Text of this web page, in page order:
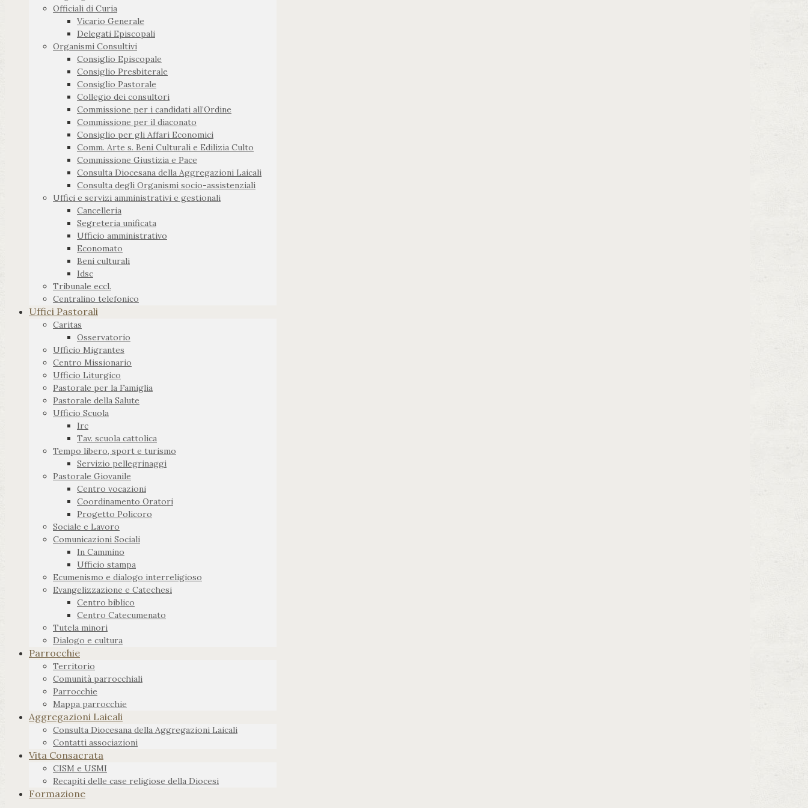
Officiali di Curia
Vicario Generale
Delegati Episcopali
Organismi Consultivi
Consiglio Episcopale
Consiglio Presbiterale
Consiglio Pastorale
Collegio dei consultori
Commissione per i candidati all’Ordine
Commissione per il diaconato
Consiglio per gli Affari Economici
Comm. Arte s. Beni Culturali e Edilizia Culto
Commissione Giustizia e Pace
Consulta Diocesana della Aggregazioni Laicali
Consulta degli Organismi socio-assistenziali
Uffici e servizi amministrativi e gestionali
Cancelleria
Segreteria unificata
Ufficio amministrativo
Economato
Beni culturali
Idsc
Tribunale eccl.
Centralino telefonico
Uffici Pastorali
Caritas
Osservatorio
Ufficio Migrantes
Centro Missionario
Ufficio Liturgico
Pastorale per la Famiglia
Pastorale della Salute
Ufficio Scuola
Irc
Tav. scuola cattolica
Tempo libero, sport e turismo
Servizio pellegrinaggi
Pastorale Giovanile
Centro vocazioni
Coordinamento Oratori
Progetto Policoro
Sociale e Lavoro
Comunicazioni Sociali
In Cammino
Ufficio stampa
Ecumenismo e dialogo interreligioso
Evangelizzazione e Catechesi
Centro biblico
Centro Catecumenato
Tutela minori
Dialogo e cultura
Parrocchie
Territorio
Comunità parrocchiali
Parrocchie
Mappa parrocchie
Aggregazioni Laicali
Consulta Diocesana della Aggregazioni Laicali
Contatti associazioni
Vita Consacrata
CISM e USMI
Recapiti delle case religiose della Diocesi
Formazione